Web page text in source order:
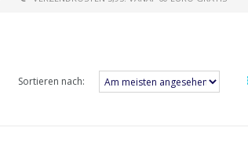
Sortieren nach: